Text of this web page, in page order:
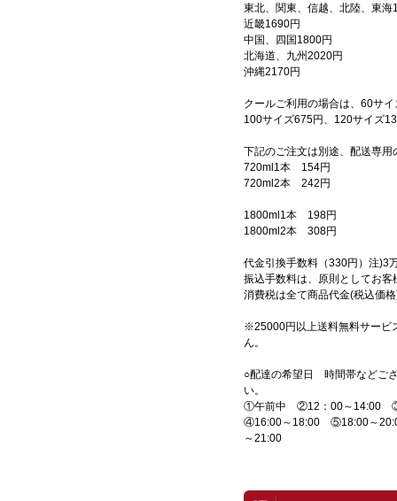
東北、関東、信越、北陸、東海
近畿1690円
中国、四国1800円
北海道、九州2020円
沖縄2170円
クールご利用の場合は、60サ
100サイズ675円、120サイズ
下記のご注文は別途、配送専
720ml1本 154円
720ml2本 242円
1800ml1本 198円
1800ml2本 308円
代金引換手数料（330円）注)3
振込手数料は、原則としてお
消費税は全て商品代金(税込価
※25000円以上送料無料サービ
ん。
○配達の希望日 時間帯などご
い。
①午前中 ②12：00～14:00
④16:00～18:00 ⑤18:00～
～21:00